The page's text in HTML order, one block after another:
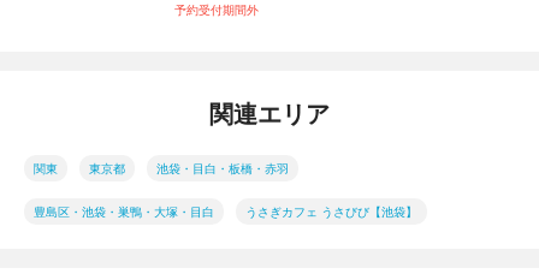
予約受付期間外
関連エリア
関東 東京都 池袋・目白・板橋・赤羽
豊島区・池袋・巣鴨・大塚・目白 うさぎカフェ うさびび【池袋】